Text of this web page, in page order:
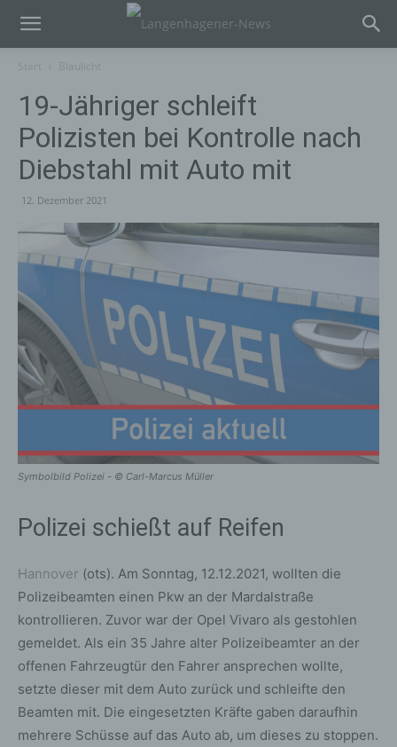
19-Jähriger schleift
Polizisten bei Kontrolle nach
Diebstahl mit Auto mit
12. Dezember 2021
Symbolbild Polizei - © Carl-Marcus Müller
Polizei schießt auf Reifen
Hannover (ots). Am Sonntag, 12.12.2021, wollten die
Polizeibeamten einen Pkw an der Mardalstraße
kontrollieren. Zuvor war der Opel Vivaro als gestohlen
gemeldet. Als ein 35 Jahre alter Polizeibeamter an der
offenen Fahrzeugtür den Fahrer ansprechen wollte,
setzte dieser mit dem Auto zurück und schleifte den
Beamten mit. Die eingesetzten Kräfte gaben daraufhin
mehrere Schüsse auf das Auto ab, um dieses zu stoppen.